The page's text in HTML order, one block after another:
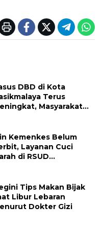
DBD di Kota
Terus
Masyarakat
Kemenkes Belum
Layanan Cuci
di RSUD
Tips Makan Bijak
Libur Lebaran
Dokter Gizi